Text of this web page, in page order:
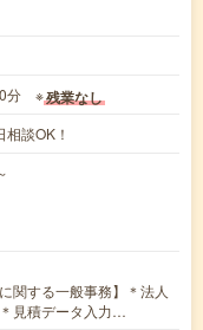
分 ※残業なし
談OK！
関する一般事務】＊法人
見積データ入力…